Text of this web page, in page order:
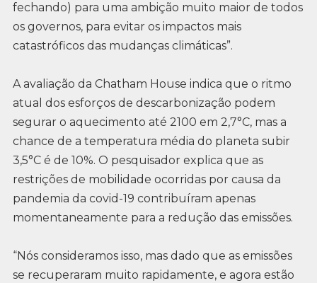
fechando) para uma ambição muito maior de todos
os governos, para evitar os impactos mais
catastróficos das mudanças climáticas”.
A avaliação da Chatham House indica que o ritmo
atual dos esforços de descarbonização podem
segurar o aquecimento até 2100 em 2,7°C, mas a
chance de a temperatura média do planeta subir
3,5°C é de 10%. O pesquisador explica que as
restrições de mobilidade ocorridas por causa da
pandemia da covid-19 contribuíram apenas
momentaneamente para a redução das emissões.
“Nós consideramos isso, mas dado que as emissões
se recuperaram muito rapidamente, e agora estão